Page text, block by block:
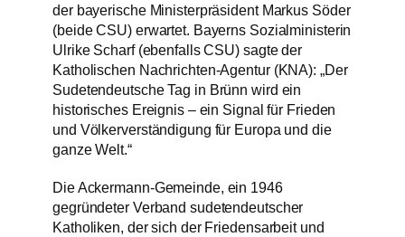
der bayerische Ministerpräsident Markus Söder
(beide CSU) erwartet. Bayerns Sozialministerin
Ulrike Scharf (ebenfalls CSU) sagte der
Katholischen Nachrichten-Agentur (KNA): „Der
Sudetendeutsche Tag in Brünn wird ein
historisches Ereignis – ein Signal für Frieden
und Völkerverständigung für Europa und die
ganze Welt.“
Die Ackermann-Gemeinde, ein 1946
gegründeter Verband sudetendeutscher
Katholiken, der sich der Friedensarbeit und